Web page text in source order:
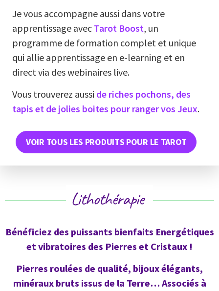
Je vous accompagne aussi dans votre
apprentissage avec Tarot Boost, un
programme de formation complet et unique
qui allie apprentissage en e-learning et en
direct via des webinaires live.
Vous trouverez aussi de riches pochons, des
tapis et de jolies boites pour ranger vos Jeux.
VOIR TOUS LES PRODUITS POUR LE TAROT
Lithothérapie
Bénéficiez des puissants bienfaits Energétiques
et vibratoires des Pierres et Cristaux !
Pierres roulées de qualité, bijoux élégants,
minéraux bruts issus de la Terre… Associés à